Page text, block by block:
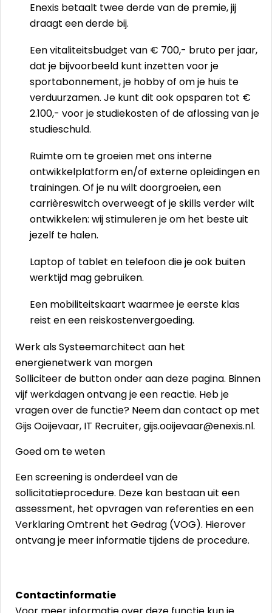
Enexis betaalt twee derde van de premie, jij
draagt een derde bij.
Een vitaliteitsbudget van € 700,- bruto per jaar,
dat je bijvoorbeeld kunt inzetten voor je
sportabonnement, je hobby of om je huis te
verduurzamen. Je kunt dit ook opsparen tot €
2.100,- voor je studiekosten of de aflossing van je
studieschuld.
Ruimte om te groeien met ons interne
ontwikkelplatform en/of externe opleidingen en
trainingen. Of je nu wilt doorgroeien, een
carrièreswitch overweegt of je skills verder wilt
ontwikkelen: wij stimuleren je om het beste uit
jezelf te halen.
Laptop of tablet en telefoon die je ook buiten
werktijd mag gebruiken.
Een mobiliteitskaart waarmee je eerste klas
reist en een reiskostenvergoeding.
Werk als Systeemarchitect aan het
energienetwerk van morgen
Solliciteer de button onder aan deze pagina. Binnen
vijf werkdagen ontvang je een reactie. Heb je
vragen over de functie? Neem dan contact op met
Gijs Ooijevaar, IT Recruiter, gijs.ooijevaar@enexis.nl.
Goed om te weten
Een screening is onderdeel van de
sollicitatieprocedure. Deze kan bestaan uit een
assessment, het opvragen van referenties en een
Verklaring Omtrent het Gedrag (VOG). Hierover
ontvang je meer informatie tijdens de procedure.
Contactinformatie